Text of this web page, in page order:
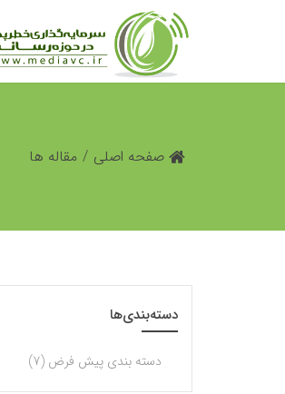
صفحه اصلی / مقاله ها
دسته‌بندی‌ها
دسته بندی پیش فرض (7)